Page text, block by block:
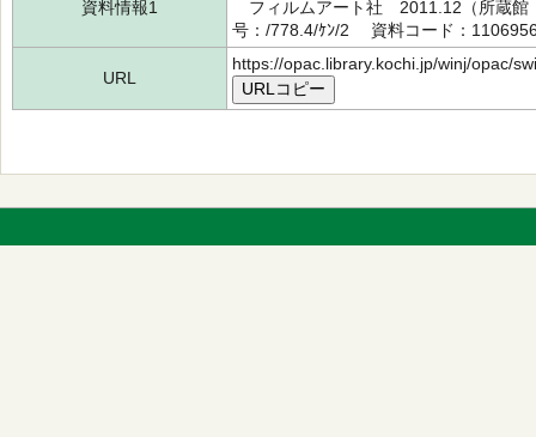
資料情報1
フィルムアート社 2011.12（所蔵
号：/778.4/ｹﾝ/2 資料コード：
URL
https://opac.library.kochi.jp/winj/opac/
URLコピー